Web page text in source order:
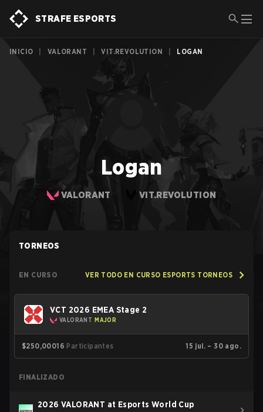
STRAFE ESPORTS
INICIO VALORANT VIT.REVOLUTION LOGAN
Logan
VALORANT VIT.REVOLUTION
TORNEOS
EN CURSO VER TODO EN CURSO ESPORTS TORNEOS
VCT 2026 EMEA Stage 2
VALORANT MAJOR
$250,00016 Participantes 15 jul. – 30 ago.
FINALIZADO
2026 VALORANT at Esports World Cup